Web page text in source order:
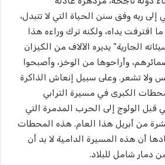
ربه وفق سنن الحياة التي لا تتبدل،
اقترفت يداه، ولكنه ترك وراءه هذا
الجارية” يديره الآلاف من الكيزان
وأراحوها من الوخز، وأصبحوا
ولا تشعر. وعلى سبيل إنعاش الذاكرة
الكبرى في مسيرة الترابي
قبل الولوج إلى الحرب المدمرة التي
من أبريل هذا العام. هذه المحطات
أن هذه المسيرة الدامية لا بد أن
دمار شامل للبلاد.